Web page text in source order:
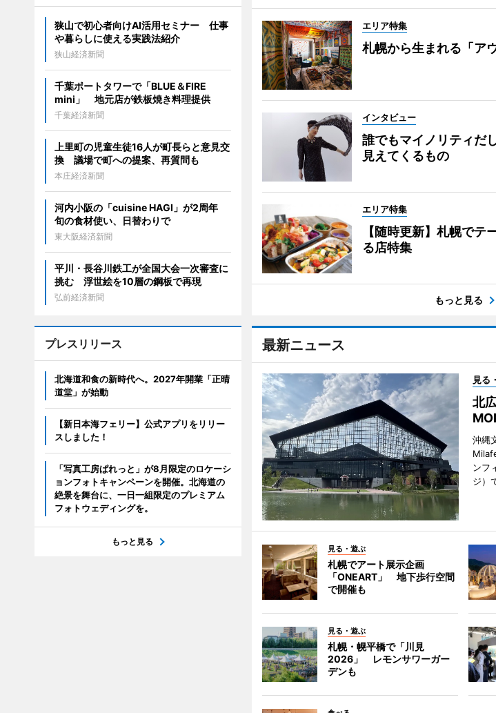
エリア特集
札幌から生まれる「ア
インタビュー
誰でもマイノリティだ
見えてくるもの
エリア特集
【随時更新】札幌でテ
る店特集
もっと見る
最新ニュース
見る
北
沖縄
ンフ
ジ）
見る・遊ぶ
札幌でアート展示企画
「ONEART」 地下歩行空間
で開催も
見る・遊ぶ
札幌・幌平橋で「川見
2026」 レモンサワーガー
デンも
狭山で初心者向けAI活用セミナー 仕事
や暮らしに使える実践法紹介
狭山経済新聞
千葉ポートタワーで「BLUE＆FIRE
mini」 地元店が鉄板焼き料理提供
千葉経済新聞
上里町の児童生徒16人が町長らと意見交
換 議場で町への提案、再質問も
本庄経済新聞
河内小阪の「cuisine HAGI」が2周年
旬の食材使い、日替わりで
東大阪経済新聞
平川・長谷川鉄工が全国大会一次審査に
挑む 浮世絵を10層の鋼板で再現
弘前経済新聞
プレスリリース
北海道和食の新時代へ。2027年開業「正晴
道堂」が始動
【新日本海フェリー】公式アプリをリリー
スしました！
「写真工房ぱれっと」が8月限定のロケーシ
ョンフォトキャンペーンを開催。北海道の
絶景を舞台に、一日一組限定のプレミアム
フォトウェディングを。
もっと見る